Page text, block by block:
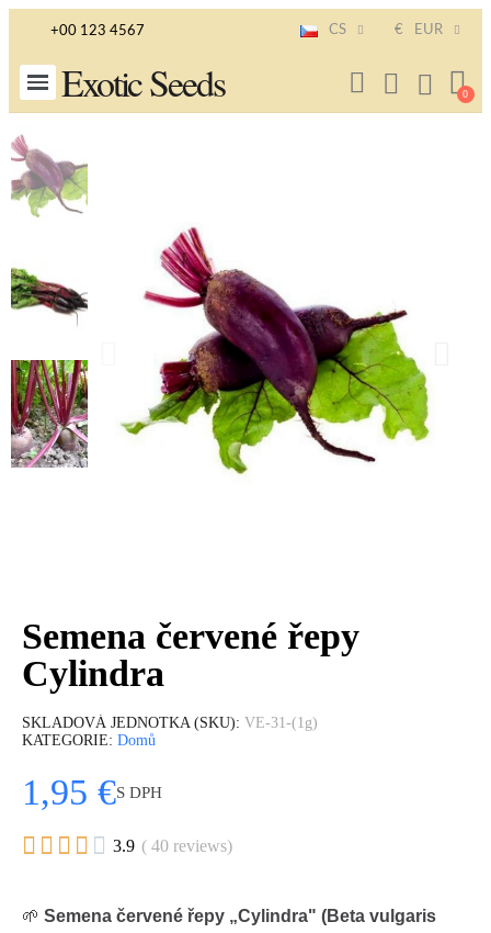
+00 123 4567 CS € EUR
Exotic Seeds
Semena červené řepy
Cylindra
SKLADOVÁ JEDNOTKA (SKU) VE-31-(1g)
KATEGORIE Domů
1,95 €S DPH
     3.9 ( 40 reviews)
🌱 Semena červené řepy „Cylindra" (Beta vulgaris